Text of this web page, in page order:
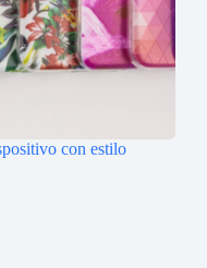
con estilo